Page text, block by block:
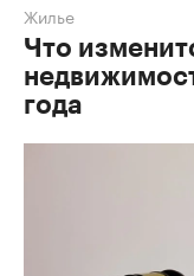
Жилье
Что
года